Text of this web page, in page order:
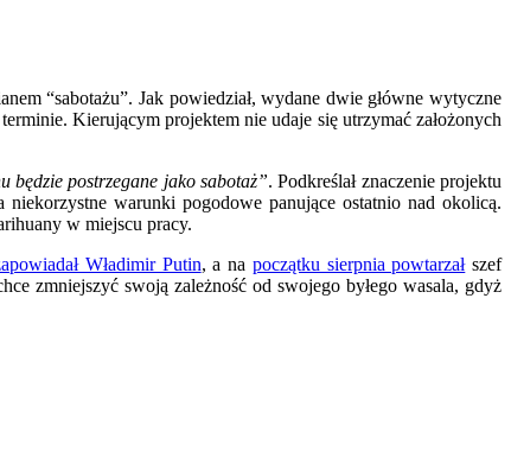
“sabotażu”. Jak powiedział, wydane dwie główne wytyczne
Kierującym projektem nie udaje się utrzymać założonych
będzie postrzegane jako sabotaż”. Podkreślał znaczenie projektu
warunki pogodowe panujące ostatnio nad okolicą.
w miejscu pracy.
Władimir Putin, a na początku sierpnia powtarzałszef
zmniejszyć swoją zależność od swojego byłego wasala, gdyż